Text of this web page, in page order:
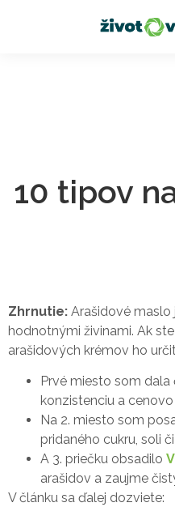
10 tipov
Zhrnutie: Arašidové
hodnotnými živinami. Ak
arašidových krémov ho
Prvé miesto som dala
konzistenciu a
Na 2. miesto som
pridaného cukru, soli
A 3. priečku obsadilo
arašidov a zaujme
V článku sa ďalej dozviete: